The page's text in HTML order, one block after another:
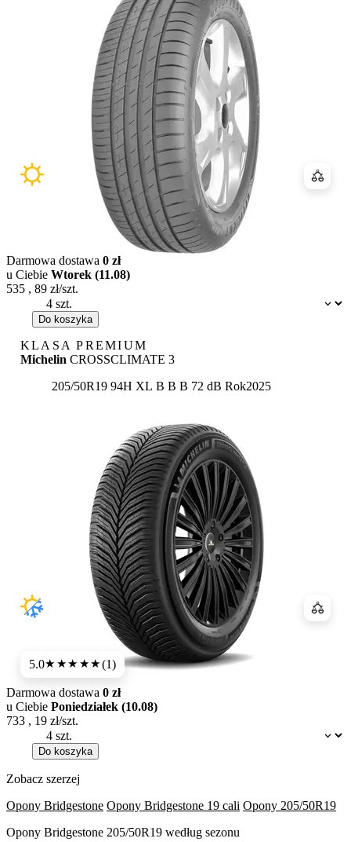
Dostępność:
Darmowa dostawa 0 zł
u Ciebie Wtorek (11.08)
535 , 89 zł/szt.
Do koszyka
KLASA PREMIUM
Michelin CROSSCLIMATE 3
205/50R19 94H XL Etykieta:
B B B 72 dB Rok2025
5.0★★★★★(1)
Dostępność:
Darmowa dostawa 0 zł
u Ciebie Poniedziałek (10.08)
733 , 19 zł/szt.
Do koszyka
Zobacz szerzej
Opony Bridgestone Opony Bridgestone 19 cali Opony 205/50R19
Opony Bridgestone 205/50R19 według sezonu